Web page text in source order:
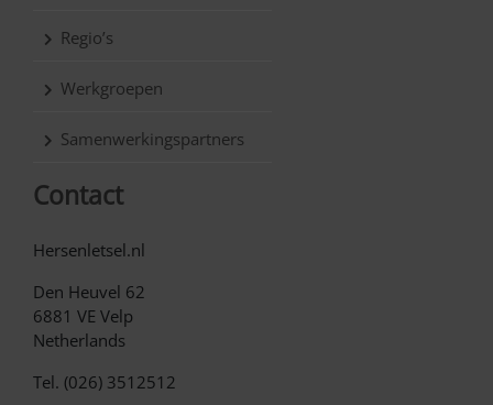
Regio’s
Werkgroepen
Samenwerkingspartners
Contact
Hersenletsel.nl
Den Heuvel 62
6881 VE Velp
Netherlands
Tel. (026) 3512512